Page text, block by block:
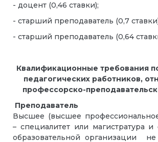
- доцент (0,46 ставки);
- старший преподаватель (0,7
- старший преподаватель (0,64
Квалификационные требования
педагогических работников,
профессорско-
Преподаватель
Высшее (высшее
– специалитет или магистратура
образовательной организации